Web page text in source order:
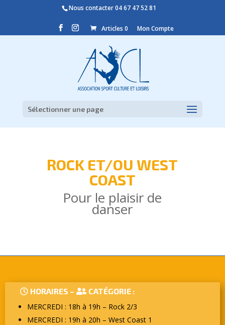
Nous contacter04 67 47 52 81
Articles 0 Mon Compte
Sélectionner une page
ROCK ET/OU WEST
COAST
Pour le plaisir de
danser
HORAIRES –
CATÉGORIE :
MERCREDI : 18h à 19h – Rock 2/3
MERCREDI : 19h à 20h – West Coast 1